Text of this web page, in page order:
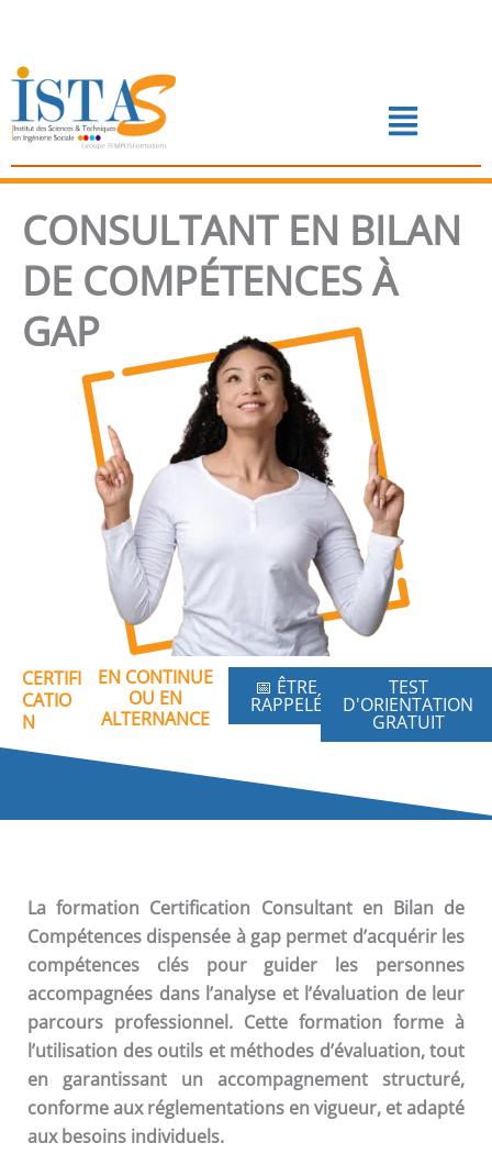
contenu
Menu
📅 PRENDRE RENDEZ-VOUS
CONSULTANT EN BILAN
DE COMPÉTENCES À
GAP
CERTIFI
CATIO
N
EN CONTINUE
OU EN
ALTERNANCE
📅 ÊTRE
RAPPELÉ
TEST
D'ORIENTATION
GRATUIT
La formation Certification Consultant en Bilan de
Compétences dispensée à gap permet d’acquérir les
compétences clés pour guider les personnes
accompagnées dans l’analyse et l’évaluation de leur
parcours professionnel. Cette formation forme à
l’utilisation des outils et méthodes d’évaluation, tout
en garantissant un accompagnement structuré,
conforme aux réglementations en vigueur, et adapté
aux besoins individuels.